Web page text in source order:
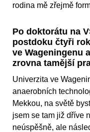
rodina mě zřejmě
Po doktorátu na
postdoku čtyři
ve Wageningenu
zrovna tamější
Univerzita ve
anaerobních
Mekkou, na světě
jsem se tam již dříve
neúspěšně, ale